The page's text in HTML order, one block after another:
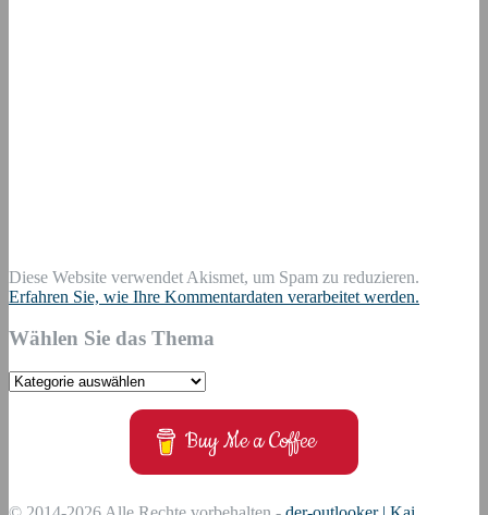
Diese Website verwendet Akismet, um Spam zu reduzieren.
Erfahren Sie, wie Ihre Kommentardaten verarbeitet werden.
Wählen Sie das Thema
Wählen
Buy Me a Coffee